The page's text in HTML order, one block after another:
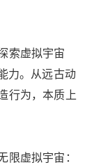
索虚拟宇宙
力。从远古动
行为，本质上
虚拟宇宙：